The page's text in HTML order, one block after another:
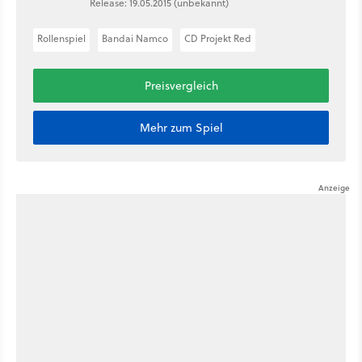
Release: 19.05.2015 (unbekannt)
Rollenspiel Bandai Namco CD Projekt Red
Preisvergleich
Mehr zum Spiel